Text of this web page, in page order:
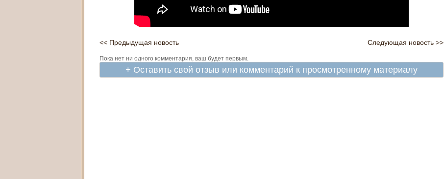
<< Предыдущая новость Следующая новость >>
Пока нет ни одного комментария, ваш будет первым.
+ Оставить свой отзыв или комментарий к просмотренному материалу